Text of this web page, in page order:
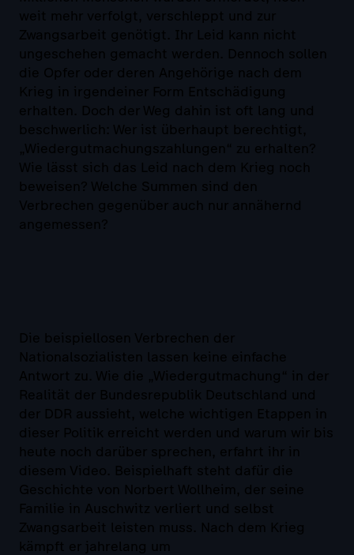
weit mehr verfolgt, verschleppt und zur
Zwangsarbeit genötigt. Ihr Leid kann nicht
ungeschehen gemacht werden. Dennoch sollen
die Opfer oder deren Angehörige nach dem
Krieg in irgendeiner Form Entschädigung
erhalten. Doch der Weg dahin ist oft lang und
beschwerlich: Wer ist überhaupt berechtigt,
„Wiedergutmachungszahlungen“ zu erhalten?
Wie lässt sich das Leid nach dem Krieg noch
beweisen? Welche Summen sind den
Verbrechen gegenüber auch nur annähernd
angemessen?
Die beispiellosen Verbrechen der
Nationalsozialisten lassen keine einfache
Antwort zu. Wie die „Wiedergutmachung“ in der
Realität der Bundesrepublik Deutschland und
der DDR aussieht, welche wichtigen Etappen in
dieser Politik erreicht werden und warum wir bis
heute noch darüber sprechen, erfahrt ihr in
diesem Video. Beispielhaft steht dafür die
Geschichte von Norbert Wollheim, der seine
Familie in Auschwitz verliert und selbst
Zwangsarbeit leisten muss. Nach dem Krieg
kämpft er jahrelang um